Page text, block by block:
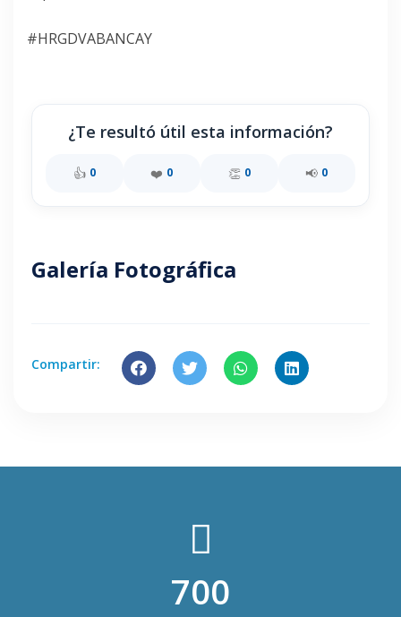
#HRGDVABANCAY
¿Te resultó útil esta información?
👍 0 ❤️ 0 👏 0 📢 0
Galería Fotográfica
Compartir:
700